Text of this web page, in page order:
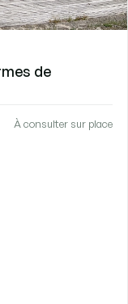
de
À consulter sur place